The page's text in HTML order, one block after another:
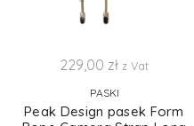
229,00 zł z Vat
PASKI
Peak Design pasek Form